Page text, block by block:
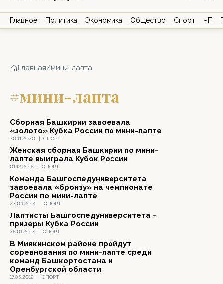
Главное Политика Экономика Общество Спорт ЧП
Главная/мини-лапта
#мини-лапта
30.11.2020 | СПОРТ
Сборная Башкирии завоевала
«золото» Кубка России по мини-лапте
01.12.2018 | СПОРТ
Женская сборная Башкирии по мини-
лапте выиграла Кубок России
23.04.2014 | СПОРТ
Команда Башгоспедуниверситета
завоевала «бронзу» на чемпионате
России по мини-лапте
28.01.2013 | СПОРТ
Лаптисты Башгоспедуниверситета -
призеры Кубка России
17.05.2012 | СПОРТ
В Миякинском районе пройдут
соревнования по мини-лапте среди
команд Башкортостана и
Оренбургской области